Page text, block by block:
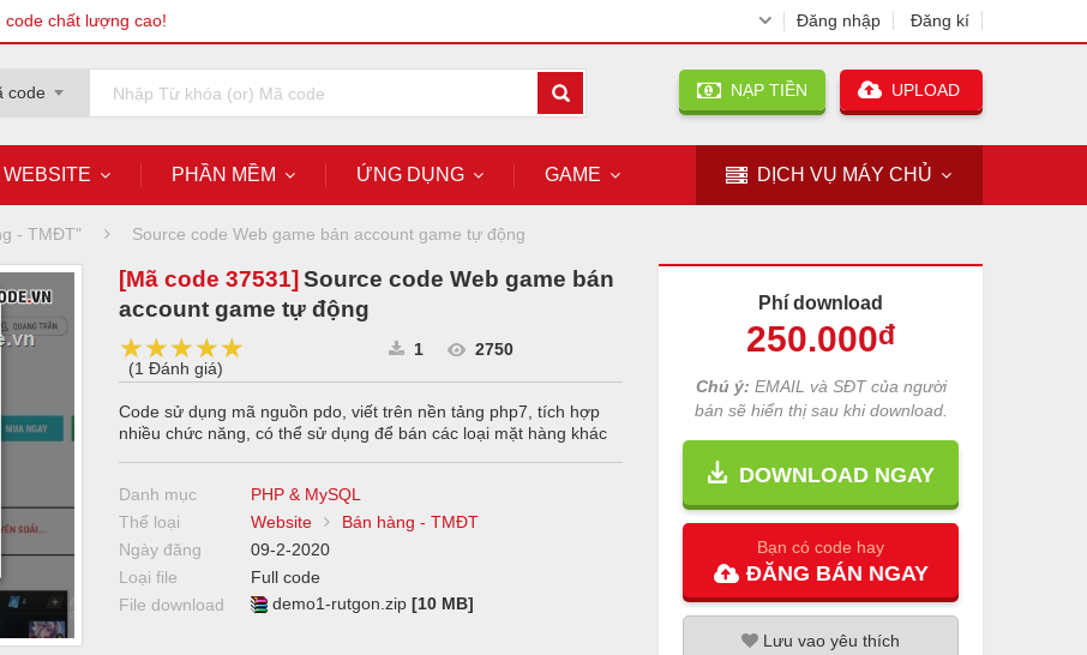
code chất lượng cao! Đăng nhập Đăng kí
code NẠP TIỀN UPLOAD
WEBSITE PHẦN MỀM ỨNG DỤNG GAME DỊCH VỤ MÁY CHỦ
- TMĐT" Source code Web game bán account game tự động
[Mã code 37531] Source code Web game bán
account game tự động
★★★★★
★★★★★
★★★★★
(1 Đánh giá)
1 2750
Code sử dụng mã nguồn pdo, viết trên nền tảng php7, tích hợp
nhiều chức năng, có thể sử dụng để bán các loại mặt hàng khác
Danh mục
PHP & MySQL
Thể loại
Website
Bán hàng - TMĐT
Ngày đăng
09-2-2020
Loại file
Full code
File download
demo1-rutgon.zip [10 MB]
Phí download
250.000đ
Chú ý: EMAIL và SĐT của người
bán sẽ hiển thị sau khi download.
DOWNLOAD NGAY
Bạn có code hay
ĐĂNG BÁN NGAY
Lưu vao yêu thích